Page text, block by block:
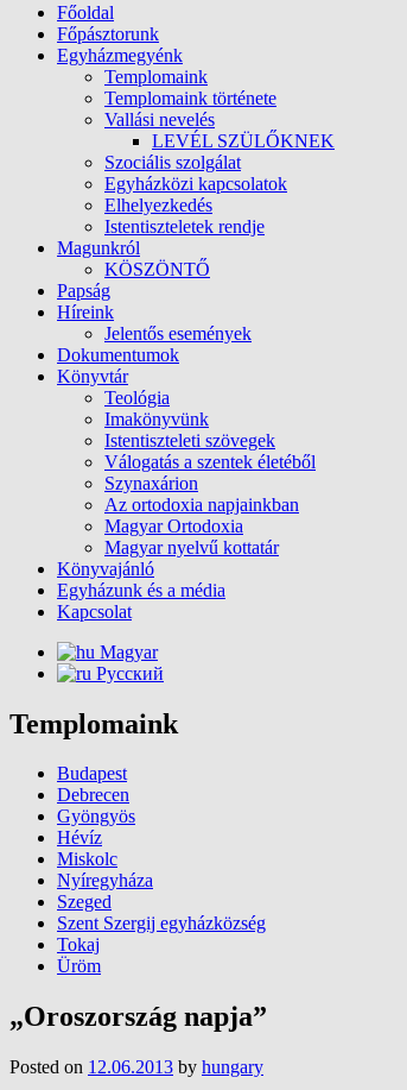
Főoldal
Főpásztorunk
Egyházmegyénk
Templomaink
Templomaink története
Vallási nevelés
LEVÉL SZÜLŐKNEK
Szociális szolgálat
Egyházközi kapcsolatok
Elhelyezkedés
Istentiszteletek rendje
Magunkról
KÖSZÖNTŐ
Papság
Híreink
Jelentős események
Dokumentumok
Könyvtár
Teológia
Imakönyvünk
Istentiszteleti szövegek
Válogatás a szentek életéből
Szynaxárion
Az ortodoxia napjainkban
Magyar Ortodoxia
Magyar nyelvű kottatár
Könyvajánló
Egyházunk és a média
Kapcsolat
Magyar
Русский
Templomaink
Budapest
Debrecen
Gyöngyös
Hévíz
Miskolc
Nyíregyháza
Szeged
Szent Szergij egyházközség
Tokaj
Üröm
„Oroszország napja”
Posted on 12.06.2013 by hungary